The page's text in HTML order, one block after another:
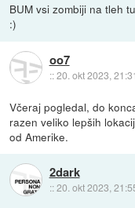
BUM vsi zombiji na tleh
:)
oo7
::20. okt 2023,
Včeraj pogledal, do
razen veliko lepših
od Amerike.
2dark
::20. okt 2023,